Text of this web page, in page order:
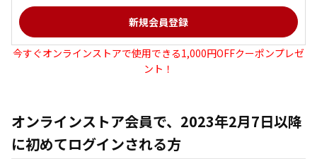
今すぐオンラインストアで使用できる1,000円OFFクーポンプレゼ
ント！
オンラインストア会員で、2023年2月7日以降
に初めてログインされる方